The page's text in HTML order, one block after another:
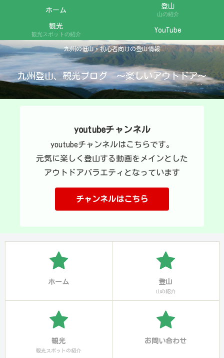
九州の低山・初心者向けの登山情報
九州登山、観光ブログ ～楽しいアウトドア～
ホーム
登山
山の紹介
観光
観光スポットの紹介
YouTube
youtubeチャンネル
youtubeチャンネルはこちらです。
元気に楽しく登山する動画をメインとした
アウトドアバラエティとなっています
チャンネルはこちら
ホーム 登山
山の紹介
観光
観光スポットの紹介
お問い合わせ